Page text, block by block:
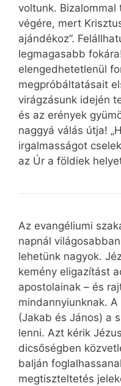
voltunk.
végére, mert
ajándékoz”.
legmagasabb
elengedhetetlenül
megpróbáltatásait
virágzásunk idején
és az erények
naggyá válás útja!
irgalmasságot
az Úr a földiek
Az evangéliumi
napnál
lehetünk nagyok.
kemény eligazítást
apostolainak – és
mindannyiunknak.
(Jakab és János) a
lenni. Azt kérik
dicsőségben
balján
megtiszteltetés